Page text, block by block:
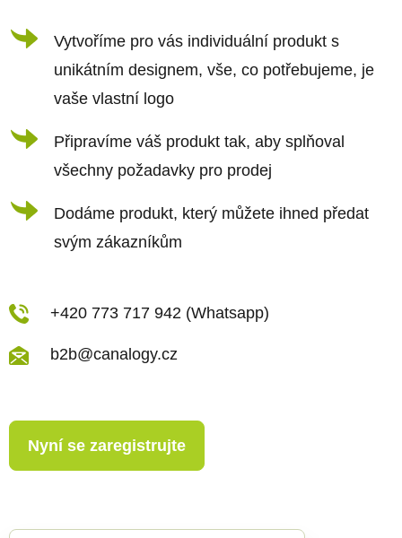
p
r
k
y
v
ý
u
Vytvoříme pro vás individuální produkt s
unikátním designem, vše, co potřebujeme, je
vaše vlastní logo
Připravíme váš produkt tak, aby splňoval
všechny požadavky pro prodej
Dodáme produkt, který můžete ihned předat
svým zákazníkům
+420 773 717 942 (Whatsapp)
b2b@canalogy.cz
Nyní se zaregistrujte